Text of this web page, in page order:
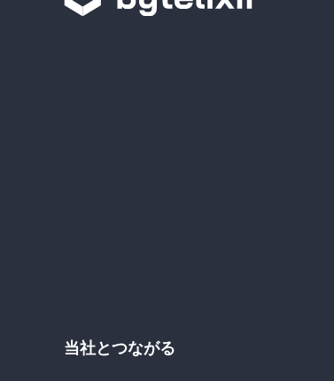
当社とつながる